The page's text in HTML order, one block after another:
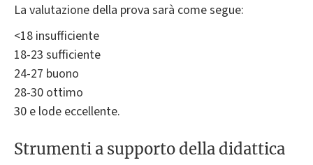
La valutazione della prova sarà come segue:
<18 insufficiente
18-23 sufficiente
24-27 buono
28-30 ottimo
30 e lode eccellente.
Strumenti a supporto della didattica